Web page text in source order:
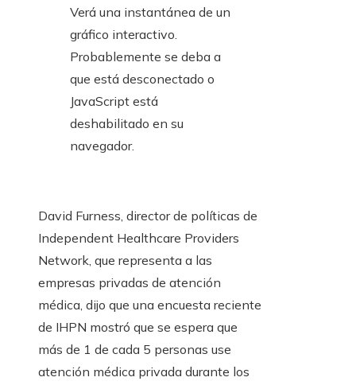
Verá una instantánea de un
gráfico interactivo.
Probablemente se deba a
que está desconectado o
JavaScript está
deshabilitado en su
navegador.
David Furness, director de políticas de
Independent Healthcare Providers
Network, que representa a las
empresas privadas de atención
médica, dijo que una encuesta reciente
de IHPN mostró que se espera que
más de 1 de cada 5 personas use
atención médica privada durante los